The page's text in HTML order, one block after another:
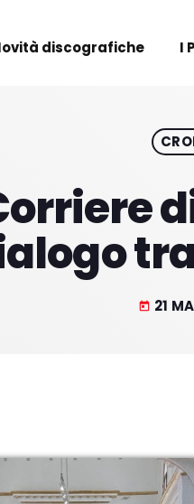
discografiche I
today 21